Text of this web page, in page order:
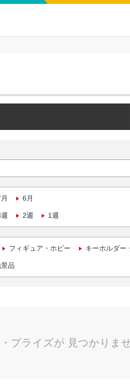
6月
2週 1週
フィギュア・ホビー キーホルダー
品